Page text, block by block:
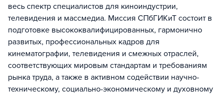
весь спектр специалистов для киноиндустрии,
телевидения и массмедиа. Миссия СПбГИКиТ состоит в
подготовке высококвалифицированных, гармонично
развитых, профессиональных кадров для
кинематографии, телевидения и смежных отраслей,
соответствующих мировым стандартам и требованиям
рынка труда, а также в активном содействии научно-
техническому, социально-экономическому и духовному